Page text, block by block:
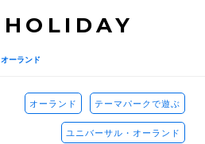
HOLIDAY
オーランド
オーランド テーマパークで遊ぶ
ユニバーサル・オーランド